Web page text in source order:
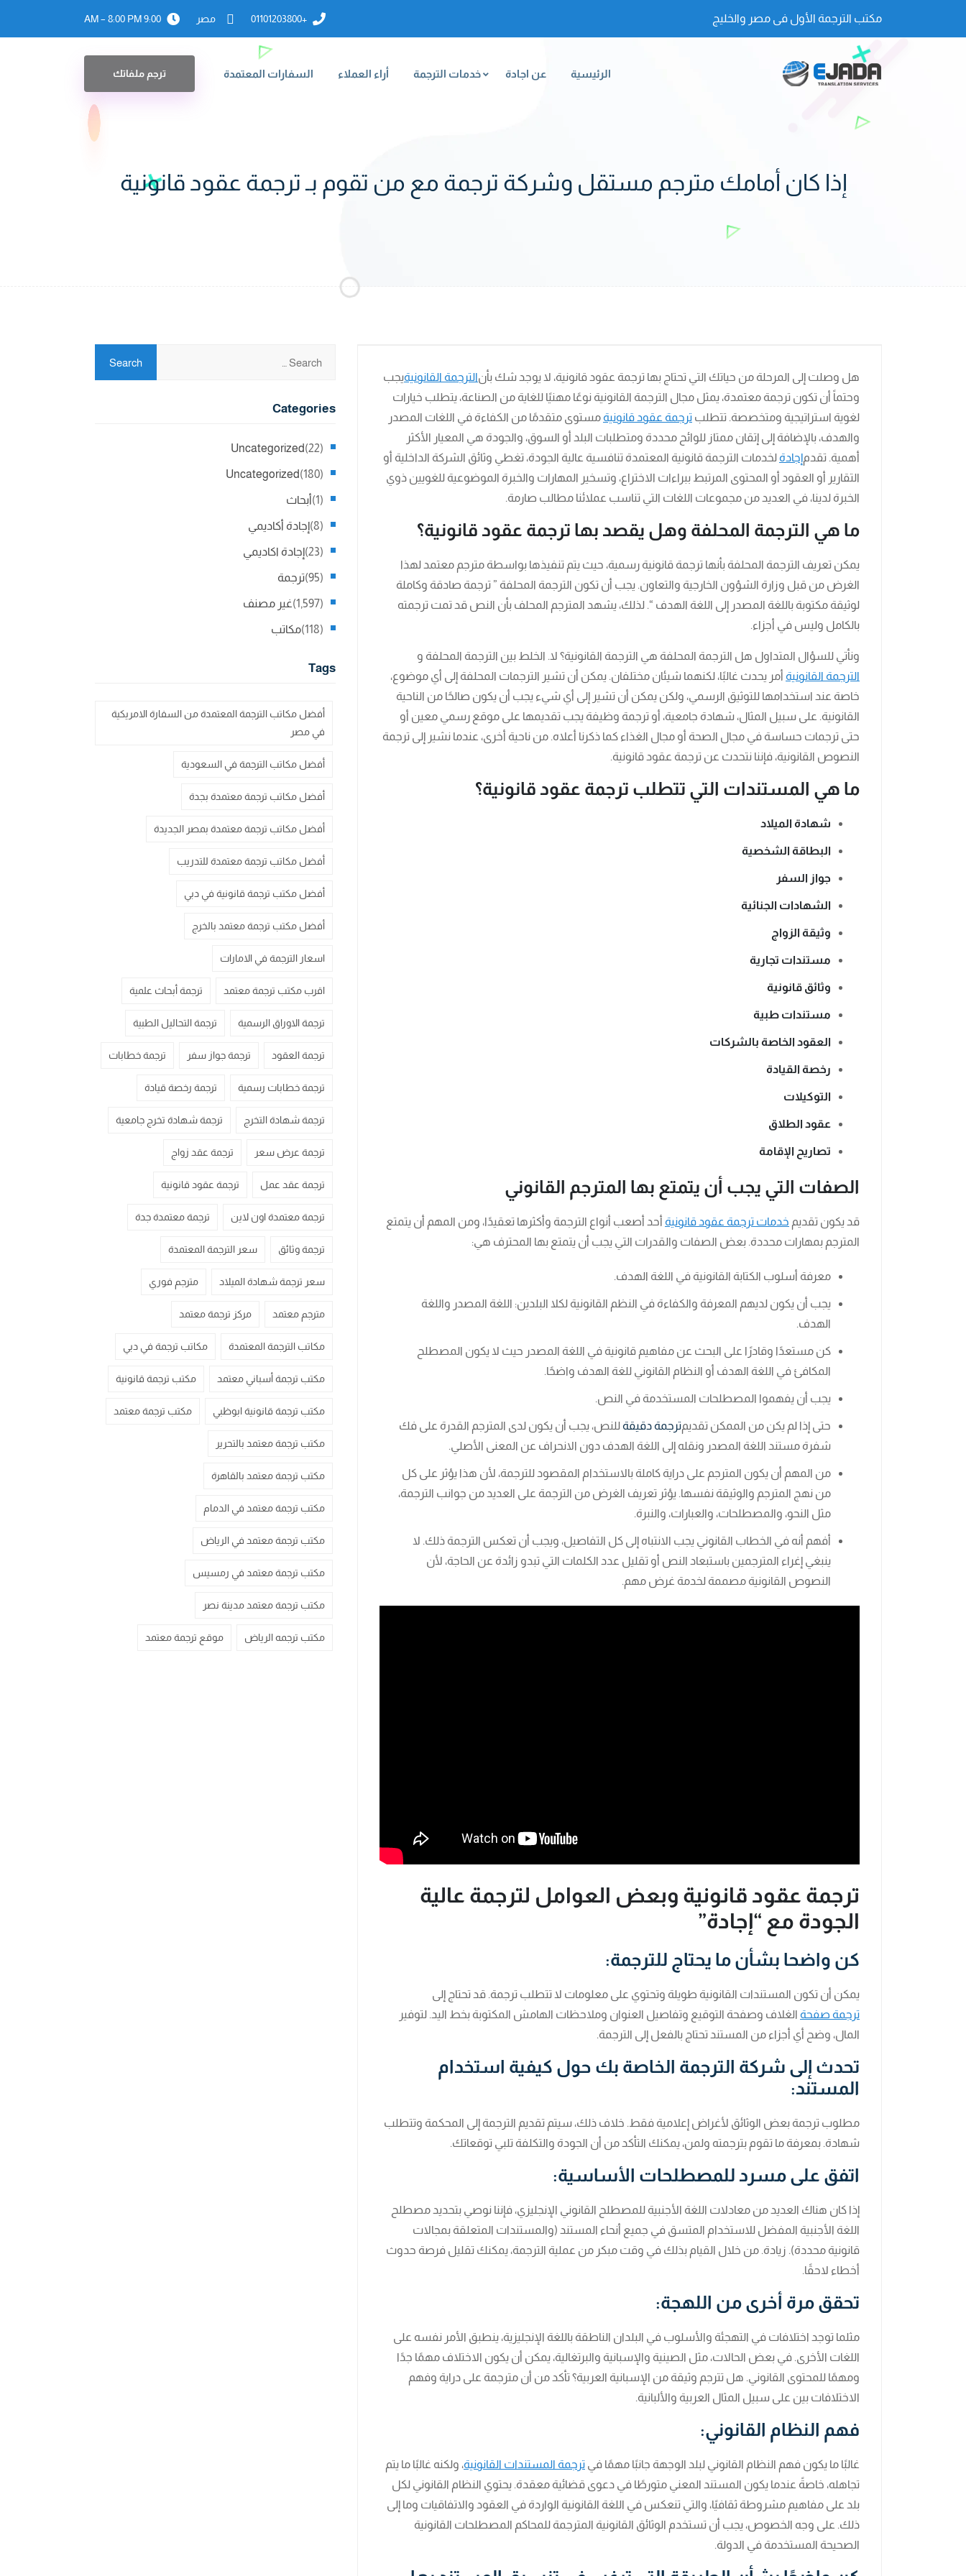
مكتب الترجمة الأول فى مصر والخليج +01101203800 مصر 9:00 AM – 8:00 PM
الرئيسية عن اجادة خدمات الترجمة أراء العملاء السفارات المعتمدة ترجم ملفاتك
إذا كان أمامك مترجم مستقل وشركة ترجمة مع من تقوم بـ ترجمة عقود قانونية
هل وصلت إلى المرحلة من حياتك التي تحتاج بها ترجمة عقود قانونية، لا يوجد شك بأنالترجمة القانونيةيجب
وحتماً أن تكون ترجمة معتمدة، يمثل مجال الترجمة القانونية نوعًا مهنيًا للغاية من الصناعة، يتطلب خيارات
لغوية استراتيجية ومتخصصة. تتطلب ترجمة عقود قانونية مستوى متقدمًا من الكفاءة في اللغات المصدر
والهدف، بالإضافة إلى إتقان ممتاز للوائح محددة ومتطلبات البلد أو السوق، والجودة هي المعيار الأكثر
أهمية. تقدمإجادة لخدمات الترجمة قانونية المعتمدة تنافسية عالية الجودة، تغطي وثائق الشركة الداخلية أو
التقارير أو العقود أو المحتوى المرتبط ببراءات الاختراع، وتسخير المهارات والخبرة الموضوعية للغويين ذوي
الخبرة لدينا، في العديد من مجموعات اللغات التي تناسب عملائنا مطالب صارمة.
ما هي الترجمة المحلفة وهل يقصد بها ترجمة عقود قانونية؟
يمكن تعريف الترجمة المحلفة بأنها ترجمة قانونية رسمية، حيث يتم تنفيذها بواسطة مترجم معتمد لهذا
الغرض من قبل وزارة الشؤون الخارجية والتعاون. يجب أن تكون الترجمة المحلفة ” ترجمة صادقة وكاملة
لوثيقة مكتوبة باللغة المصدر إلى اللغة الهدف “. لذلك، يشهد المترجم المحلف بأن النص قد تمت ترجمته
بالكامل وليس في أجزاء.
ونأتي للسؤال المتداول هل الترجمة المحلفة هي الترجمة القانونية؟ لا. الخلط بين الترجمة المحلفة و
الترجمة القانونية أمر يحدث غالبًا، لكنهما شيئان مختلفان. يمكن أن تشير الترجمات المحلفة إلى أي موضوع،
خاصة عند استخدامها للتوثيق الرسمي، ولكن يمكن أن تشير إلى أي شيء يجب أن يكون صالحًا من الناحية
القانونية. على سبيل المثال، شهادة جامعية، أو ترجمة وظيفة يجب تقديمها على موقع رسمي معين أو
حتى ترجمات حساسة في مجال الصحة أو مجال الغذاء كما ذكرنا أعلاه. من ناحية أخرى، عندما نشير إلى ترجمة
النصوص القانونية، فإننا نتحدث عن ترجمة عقود قانونية.
ما هي المستندات التي تتطلب ترجمة عقود قانونية؟
شهادة الميلاد
البطاقة الشخصية
جواز السفر
الشهادات الجنائية
وثيقة الزواج
مستندات تجارية
وثائق قانونية
مستندات طبية
العقود الخاصة بالشركات
رخصة القيادة
التوكيلات
عقود الطلاق
تصاريح الإقامة
الصفات التي يجب أن يتمتع بها المترجم القانوني
قد يكون تقديم خدمات ترجمة عقود قانونية أحد أصعب أنواع الترجمة وأكثرها تعقيدًا، ومن المهم أن يتمتع
المترجم بمهارات محددة. بعض الصفات والقدرات التي يجب أن يتمتع بها المحترف هي:
معرفة أسلوب الكتابة القانونية في اللغة الهدف.
يجب أن يكون لديهم المعرفة والكفاءة في النظم القانونية لكلا البلدين: اللغة المصدر واللغة
الهدف.
كن مستعدًا وقادرًا على البحث عن مفاهيم قانونية في اللغة المصدر حيث لا يكون المصطلح
المكافئ في اللغة الهدف أو النظام القانوني للغة الهدف واضحًا.
يجب أن يفهموا المصطلحات المستخدمة في النص.
حتى إذا لم يكن من الممكن تقديمترجمة دقيقة للنص، يجب أن يكون لدى المترجم القدرة على فك
شفرة مستند اللغة المصدر ونقله إلى اللغة الهدف دون الانحراف عن المعنى الأصلي.
من المهم أن يكون المترجم على دراية كاملة بالاستخدام المقصود للترجمة، لأن هذا يؤثر على كل
من نهج المترجم والوثيقة نفسها. يؤثر تعريف الغرض من الترجمة على العديد من جوانب الترجمة،
مثل النحو، والمصطلحات، والعبارات، والنبرة.
أفهم أنه في الخطاب القانوني يجب الانتباه إلى كل التفاصيل، ويجب أن تعكس الترجمة ذلك. لا
ينبغي إغراء المترجمين باستبعاد النص أو تقليل عدد الكلمات التي تبدو زائدة عن الحاجة، لأن
النصوص القانونية مصممة لخدمة غرض مهم.
ترجمة عقود قانونية وبعض العوامل لترجمة عالية
الجودة مع “إجادة”
كن واضحا بشأن ما يحتاج للترجمة:
يمكن أن تكون المستندات القانونية طويلة وتحتوي على معلومات لا تتطلب ترجمة. قد تحتاج إلى
ترجمة صفحة الغلاف وصفحة التوقيع وتفاصيل العنوان وملاحظات الهامش المكتوبة بخط اليد. لتوفير
المال، وضح أي أجزاء من المستند تحتاج بالفعل إلى الترجمة.
تحدث إلى شركة الترجمة الخاصة بك حول كيفية استخدام
المستند:
مطلوب ترجمة بعض الوثائق لأغراض إعلامية فقط. خلاف ذلك، سيتم تقديم الترجمة إلى المحكمة وتتطلب
شهادة. بمعرفة ما تقوم بترجمته ولمن، يمكنك التأكد من أن الجودة والتكلفة تلبي توقعاتك.
اتفق على مسرد للمصطلحات الأساسية:
إذا كان هناك العديد من معادلات اللغة الأجنبية للمصطلح القانوني الإنجليزي، فإننا نوصي بتحديد مصطلح
اللغة الأجنبية المفضل للاستخدام المتسق في جميع أنحاء المستند (والمستندات المتعلقة بمجالات
قانونية محددة). زيادة. من خلال القيام بذلك في وقت مبكر من عملية الترجمة، يمكنك تقليل فرصة حدوث
أخطاء لاحقًا.
تحقق مرة أخرى من اللهجة:
مثلما توجد اختلافات في التهجئة والأسلوب في البلدان الناطقة باللغة الإنجليزية، ينطبق الأمر نفسه على
اللغات الأخرى. في بعض الحالات، مثل الصينية والإسبانية والبرتغالية، يمكن أن يكون الاختلاف مهمًا جدًا
ومهمًا للمحتوى القانوني. هل تترجم وثيقة من الإسبانية العربية؟ تأكد من أن مترجمة على دراية وفهم
الاختلافات بين على سبيل المثال العربية والألبانية.
فهم النظام القانوني:
غالبًا ما يكون فهم النظام القانوني لبلد الوجهة جانبًا مهمًا في ترجمة المستندات القانونية، ولكنه غالبًا ما يتم
تجاهله، خاصةً عندما يكون المستند المعني متورطًا في دعوى قضائية معقدة. يحتوي النظام القانوني لكل
بلد على مفاهيم مشروطة ثقافيًا، والتي تنعكس في اللغة القانونية الواردة في العقود والاتفاقيات وما إلى
ذلك. على وجه الخصوص، يجب أن تستخدم الوثائق القانونية المترجمة للمحاكم المصطلحات القانونية
الصحيحة المستخدمة في الدولة.
Categories
Uncategorized (22)
Uncategorized (180)
أبحاث (1)
إجادة أكاديمي (8)
إجادة اكاديمي (23)
ترجمة (95)
غير مصنف (1,597)
مكاتب (118)
Tags
أفضل مكاتب الترجمة المعتمدة من السفارة الامريكية
في مصر
أفضل مكاتب الترجمة في السعودية
أفضل مكاتب ترجمة معتمدة بجدة
أفضل مكاتب ترجمة معتمدة بمصر الجديدة
أفضل مكاتب ترجمة معتمدة للتدريب
أفضل مكتب ترجمة قانونية في دبي
أفضل مكتب ترجمة معتمد بالخرج
اسعار الترجمة في الامارات
اقرب مكتب ترجمة معتمد ترجمة أبحاث علمية
ترجمة الاوراق الرسمية ترجمة التحاليل الطبية
ترجمة العقود ترجمة جواز سفر ترجمة خطابات
ترجمة خطابات رسمية ترجمة رخصة قيادة
ترجمة شهادة التخرج ترجمة شهادة تخرج جامعية
ترجمة عرض سعر ترجمة عقد زواج
ترجمة عقد عمل ترجمة عقود قانونية
ترجمة معتمدة اون لاين ترجمة معتمدة جدة
ترجمة وثائق سعر الترجمة المعتمدة
سعر ترجمة شهادة الميلاد مترجم فوري
مترجم معتمد مركز ترجمة معتمد
مكاتب الترجمة المعتمدة مكاتب ترجمة في دبي
مكتب ترجمة أسباني معتمد مكتب ترجمة قانونية
مكتب ترجمة قانونية ابوظبي مكتب ترجمة معتمد
مكتب ترجمة معتمد بالتحرير
مكتب ترجمة معتمد بالقاهرة
مكتب ترجمة معتمد في الدمام
مكتب ترجمة معتمد في الرياض
مكتب ترجمة معتمد في رمسيس
مكتب ترجمة معتمد مدينة نصر
مكتب ترجمه الرياض موقع ترجمة معتمد